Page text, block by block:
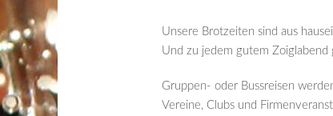
Unsere Brotzeiten sind aus
Und zu jedem gutem
Gruppen- oder Bussreisen
Vereine, Clubs und